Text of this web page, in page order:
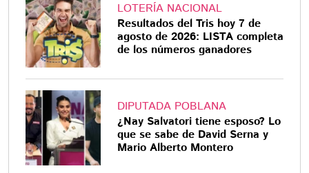
LOTERÍA NACIONAL
Resultados del Tris hoy 7 de
agosto de 2026: LISTA completa
de los números ganadores
DIPUTADA POBLANA
¿Nay Salvatori tiene esposo? Lo
que se sabe de David Serna y
Mario Alberto Montero